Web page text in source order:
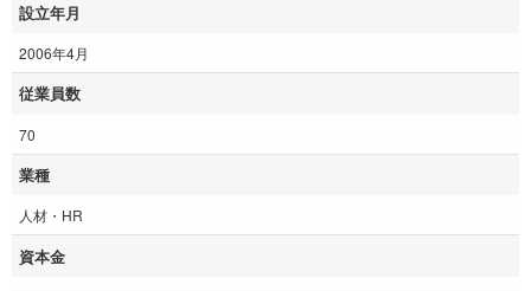
設立年月
2006年4月
従業員数
70
業種
人材・HR
資本金